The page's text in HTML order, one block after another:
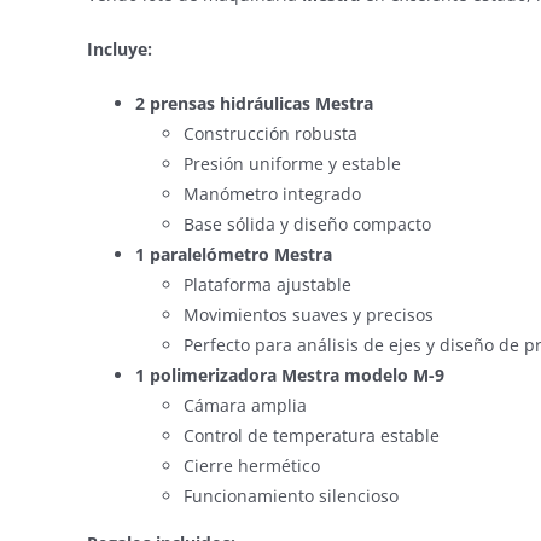
Incluye:
2 prensas hidráulicas Mestra
Construcción robusta
Presión uniforme y estable
Manómetro integrado
Base sólida y diseño compacto
1 paralelómetro Mestra
Plataforma ajustable
Movimientos suaves y precisos
Perfecto para análisis de ejes y diseño de
1 polimerizadora Mestra modelo M-9
Cámara amplia
Control de temperatura estable
Cierre hermético
Funcionamiento silencioso